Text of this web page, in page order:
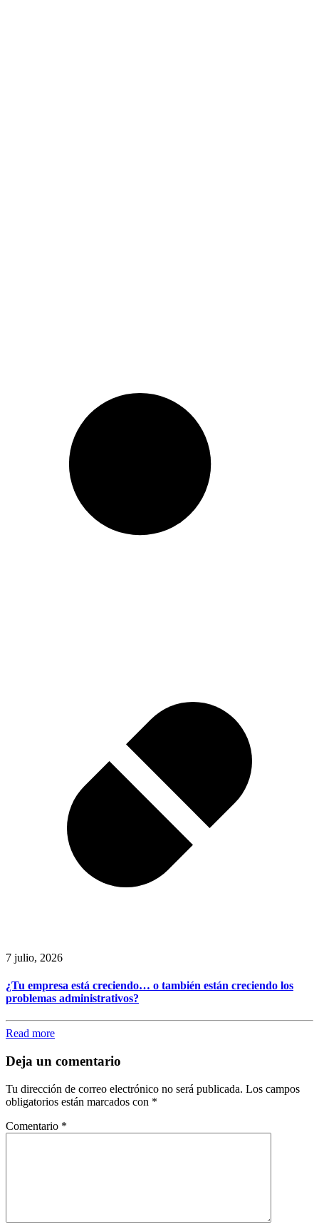
7 julio, 2026
¿Tu empresa está creciendo… o también están creciendo los
problemas administrativos?
Read more
Deja un comentario
Tu dirección de correo electrónico no será publicada. Los campos
obligatorios están marcados con *
Comentario *